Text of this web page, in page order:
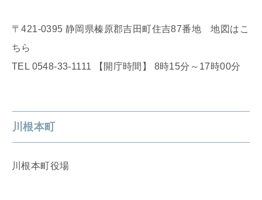
〒421-0395 静岡県榛原郡吉田町住吉87番地 地図はこ
ちら
TEL 0548-33-1111 【開庁時間】 8時15分～17時00分
川根本町
川根本町役場